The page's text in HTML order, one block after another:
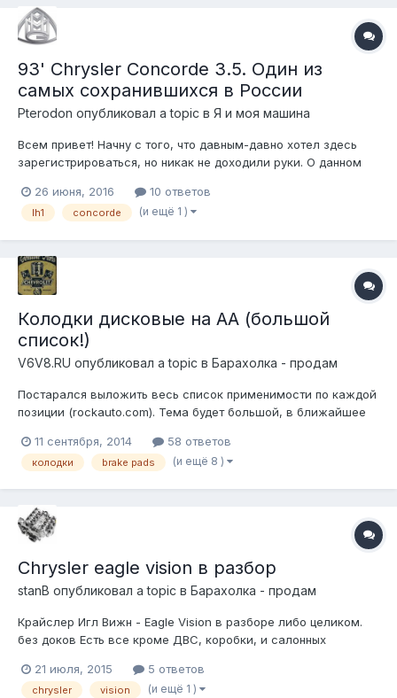
93' Chrysler Concorde 3.5. Один из
самых сохранившихся в России
Pterodon опубликовал a topic в Я и моя машина
Всем привет! Начну с того, что давным-давно хотел здесь
зарегистрироваться, но никак не доходили руки. О данном
говорили, что мой конкорд обязательно должен быть на
фридоме. Итак, спасибо за добрый совет, поехали! Авто
26 июня, 2016 10 ответов
lh1 concorde (и ещё 1 )
Колодки дисковые на АА (большой
список!)
V6V8.RU опубликовал a topic в Барахолка - продам
Постарался выложить весь список применимости по каждой
позиции (rockauto.com). Тема будет большой, в ближайшее
актуальны, узнавайте по каждой позиции отдельно! Телефон
для связи 8(925)8385936! Колодки дисковые передние: GM:
11 сентября, 2014 58 ответов
колодки brake pads (и ещё 8 )
Chrysler eagle vision в разбор
stanB опубликовал a topic в Барахолка - продам
Крайслер Игл Вижн - Eagle Vision в разборе либо целиком.
без доков Есть все кроме ДВС, коробки, и салонных
21 июля, 2015
5 ответов
chrysler vision (и ещё 1 )